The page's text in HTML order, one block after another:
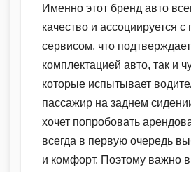
Именно этот бренд авто
качество и ассоциируется
сервисом, что
комплектацией авто, так и
которые испытывает
пассажир на заднем
хочет попробовать
всегда в первую очередь
и комфорт. Поэтому важно